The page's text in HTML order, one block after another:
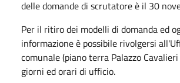
delle domande di scrutatore è il 30
Per il ritiro dei modelli di domanda ed
informazione è possibile rivolgersi
comunale (piano terra Palazzo
giorni ed orari di ufficio.